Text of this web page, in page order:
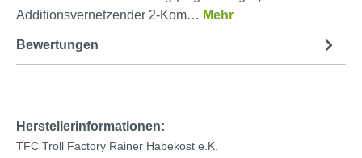
Additionsvernetzender 2-Kom… Mehr
Bewertungen
Herstellerinformationen:
TFC Troll Factory Rainer Habekost e.K.